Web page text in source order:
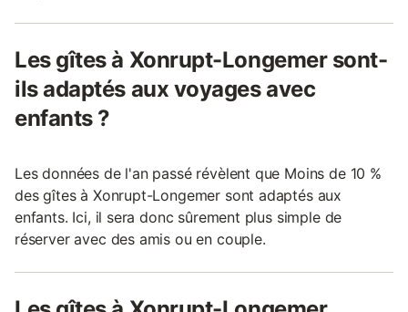
Les gîtes à Xonrupt-Longemer sont-
ils adaptés aux voyages avec
enfants ?
Les données de l'an passé révèlent que Moins de 10 %
des gîtes à Xonrupt-Longemer sont adaptés aux
enfants. Ici, il sera donc sûrement plus simple de
réserver avec des amis ou en couple.